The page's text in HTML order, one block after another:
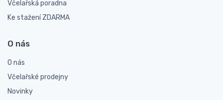
Včelařská poradna
Ke stažení ZDARMA
O nás
O nás
Včelařské prodejny
Novinky